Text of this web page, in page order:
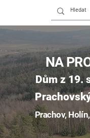
NA
Dům z 19.
Prachov, Holín